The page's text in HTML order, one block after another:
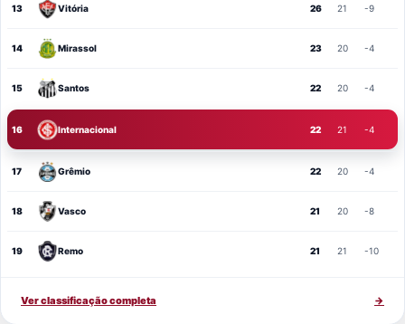
13 Vitória 26 21 -9
14 Mirassol 23 20 -4
15 Santos 22 20 -4
16 Internacional 22 21 -4
17 Grêmio 22 20 -4
18 Vasco 21 20 -8
19 Remo 21 21 -10
Ver classificação completa →